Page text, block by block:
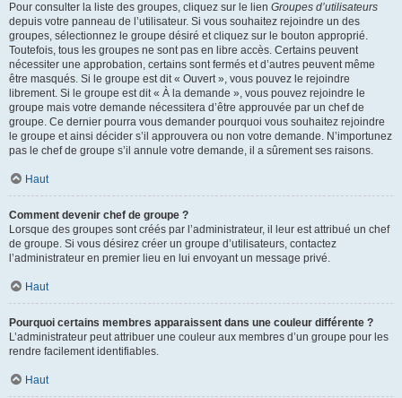
Pour consulter la liste des groupes, cliquez sur le lien Groupes d’utilisateurs
depuis votre panneau de l’utilisateur. Si vous souhaitez rejoindre un des
groupes, sélectionnez le groupe désiré et cliquez sur le bouton approprié.
Toutefois, tous les groupes ne sont pas en libre accès. Certains peuvent
nécessiter une approbation, certains sont fermés et d’autres peuvent même
être masqués. Si le groupe est dit « Ouvert », vous pouvez le rejoindre
librement. Si le groupe est dit « À la demande », vous pouvez rejoindre le
groupe mais votre demande nécessitera d’être approuvée par un chef de
groupe. Ce dernier pourra vous demander pourquoi vous souhaitez rejoindre
le groupe et ainsi décider s’il approuvera ou non votre demande. N’importunez
pas le chef de groupe s’il annule votre demande, il a sûrement ses raisons.
Haut
Comment devenir chef de groupe ?
Lorsque des groupes sont créés par l’administrateur, il leur est attribué un chef
de groupe. Si vous désirez créer un groupe d’utilisateurs, contactez
l’administrateur en premier lieu en lui envoyant un message privé.
Haut
Pourquoi certains membres apparaissent dans une couleur différente ?
L’administrateur peut attribuer une couleur aux membres d’un groupe pour les
rendre facilement identifiables.
Haut